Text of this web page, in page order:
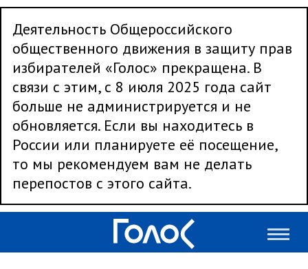
Деятельность Общероссийского
общественного движения в защиту прав
избирателей «Голос» прекращена. В
связи с этим, с 8 июля 2025 года сайт
больше не администрируется и не
обновляется. Если вы находитесь в
России или планируете её посещение,
то мы рекомендуем вам не делать
перепостов с этого сайта.